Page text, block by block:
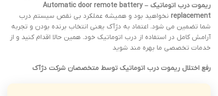
ریموت درب اتوماتیک – Automatic door remote battery
replacement نخواهید بود و همیشه عملکرد بی نقص سیستم درب
شما تضمین می شود. اعتماد به دژآک یعنی انتخاب برنده بودن و تجربه
آرامش کامل در استفاده از درب اتوماتیک خود. همین حالا اقدام کنید و از
خدمات تخصصی ما بهره مند شوید
رفع اختلال ریموت درب اتوماتیک توسط متخصصان شرکت دژآک